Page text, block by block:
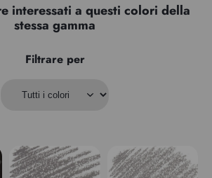
interessati a questi colori della
stessa gamma
Filtrare per